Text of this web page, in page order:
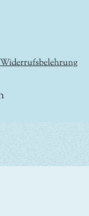
Widerrufsbelehrung